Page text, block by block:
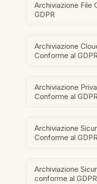
Archiviazione File
GDPR
Archiviazione
Conforme al
Archiviazione
Conforme al
Archiviazione
Conforme al
Archiviazione
conforme al GDPR